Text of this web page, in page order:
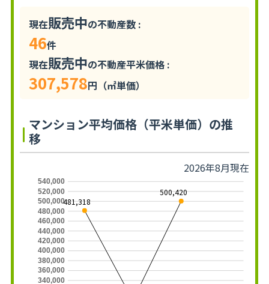
現在販売中の不動産数 :
46件
現在販売中の不動産平米価格 :
307,578円（㎡単価）
マンション平均価格（平米単価）の推
移
2026年8月現在
340,000
360,000
380,000
400,000
420,000
440,000
460,000
480,000
500,000
520,000
540,000
481,318
500,420